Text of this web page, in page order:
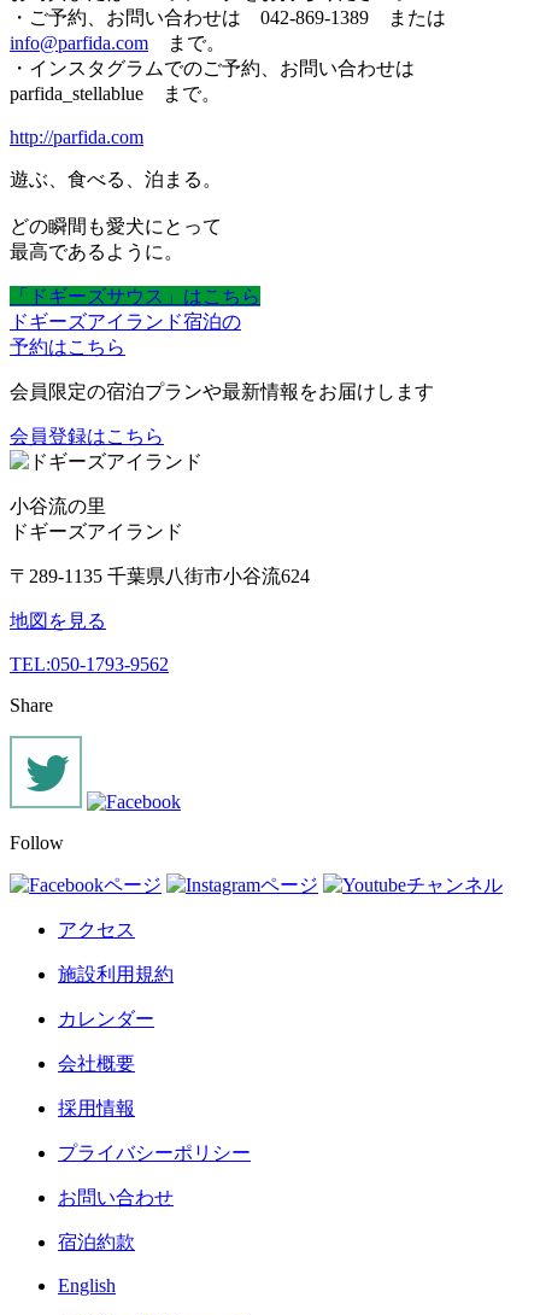
・ご予約、お問い合わせは 042-869-1389 または
info@parfida.com まで。
・インスタグラムでのご予約、お問い合わせは
parfida_stellablue まで。
http://parfida.com
遊ぶ、食べる、泊まる。
どの瞬間も愛犬にとって
最高であるように。
「ドギーズサウス」はこちら
ドギーズアイランド宿泊の
予約はこちら
会員限定の宿泊プランや最新情報をお届けします
会員登録はこちら
小谷流の里
ドギーズアイランド
〒289-1135 千葉県八街市小谷流624
地図を見る
TEL:050-1793-9562
Share
Follow
アクセス
施設利用規約
カレンダー
会社概要
採用情報
プライバシーポリシー
お問い合わせ
宿泊約款
English